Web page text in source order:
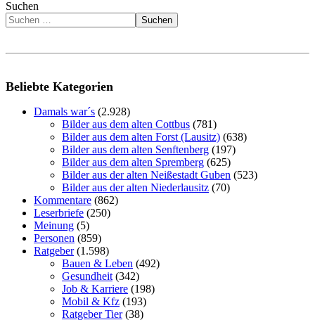
Suchen
Suchen
Beliebte Kategorien
Damals war´s (2.928)
Bilder aus dem alten Cottbus (781)
Bilder aus dem alten Forst (Lausitz) (638)
Bilder aus dem alten Senftenberg (197)
Bilder aus dem alten Spremberg (625)
Bilder aus der alten Neißestadt Guben (523)
Bilder aus der alten Niederlausitz (70)
Kommentare (862)
Leserbriefe (250)
Meinung (5)
Personen (859)
Ratgeber(1.598)
Bauen & Leben (492)
Gesundheit (342)
Job & Karriere (198)
Mobil & Kfz (193)
Ratgeber Tier(38)